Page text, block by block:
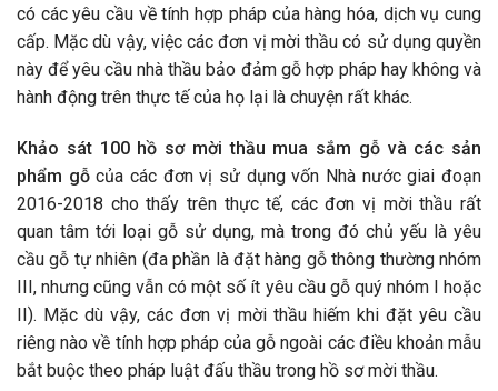
có các yêu cầu về tính hợp pháp của hàng hóa, dịch vụ cung
cấp. Mặc dù vậy, việc các đơn vị mời thầu có sử dụng quyền
này để yêu cầu nhà thầu bảo đảm gỗ hợp pháp hay không và
hành động trên thực tế của họ lại là chuyện rất khác.
Khảo sát 100 hồ sơ mời thầu mua sắm gỗ và các sản
phẩm gỗcủa các đơn vị sử dụng vốn Nhà nước giai đoạn
2016-2018 cho thấy trên thực tế, các đơn vị mời thầu rất
quan tâm tới loại gỗ sử dụng, mà trong đó chủ yếu là yêu
cầu gỗ tự nhiên (đa phần là đặt hàng gỗ thông thường nhóm
III, nhưng cũng vẫn có một số ít yêu cầu gỗ quý nhóm I hoặc
II). Mặc dù vậy, các đơn vị mời thầu hiếm khi đặt yêu cầu
riêng nào về tính hợp pháp của gỗ ngoài các điều khoản mẫu
bắt buộc theo pháp luật đấu thầu trong hồ sơ mời thầu.